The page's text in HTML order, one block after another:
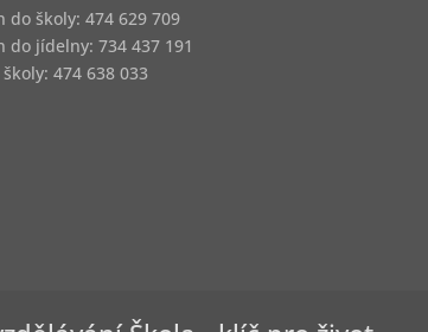
do školy: 474 629 709
do jídelny: 734 437 191
474 638 033